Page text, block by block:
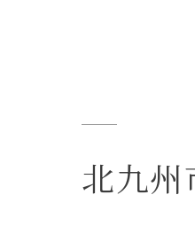
北九